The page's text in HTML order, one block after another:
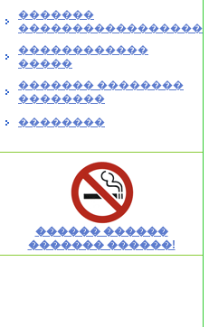
�������
�����������������
������������
�����
������� ��������
��������
��������
������ ������
������� ������!